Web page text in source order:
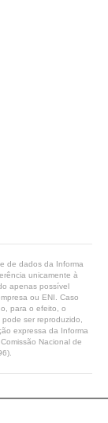
de dados da Informa
unicamente à
apenas possível
ou ENI. Caso
para o efeito, o
ser reproduzido,
expressa da Informa
Nacional de